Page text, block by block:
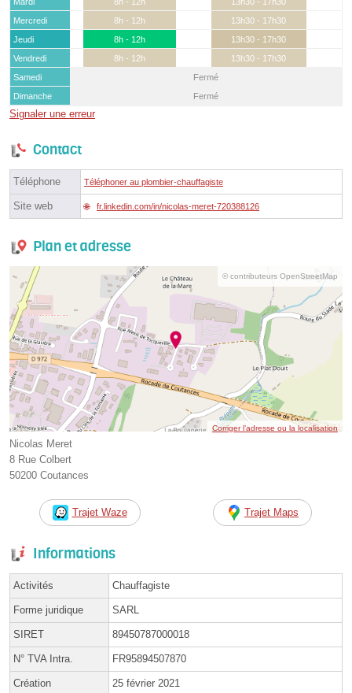
Mercredi
8h - 12h
13h30 - 17h30
Jeudi
8h - 12h
13h30 - 17h30
Vendredi
8h - 12h
13h30 - 17h30
Samedi
Fermé
Dimanche
Fermé
Signaler une erreur
Contact
Téléphone Téléphoner au plombier-chauffagiste
Site web fr.linkedin.com/in/nicolas-meret-720388126
Plan et adresse
© contributeurs OpenStreetMap
Corriger l’adresse ou la localisation
Nicolas Meret
8 Rue Colbert
50200 Coutances
Trajet Waze Trajet Maps
Informations
Activités Chauffagiste
Forme juridique SARL
SIRET 89450787000018
N° TVA Intra. FR95894507870
Création 25 février 2021